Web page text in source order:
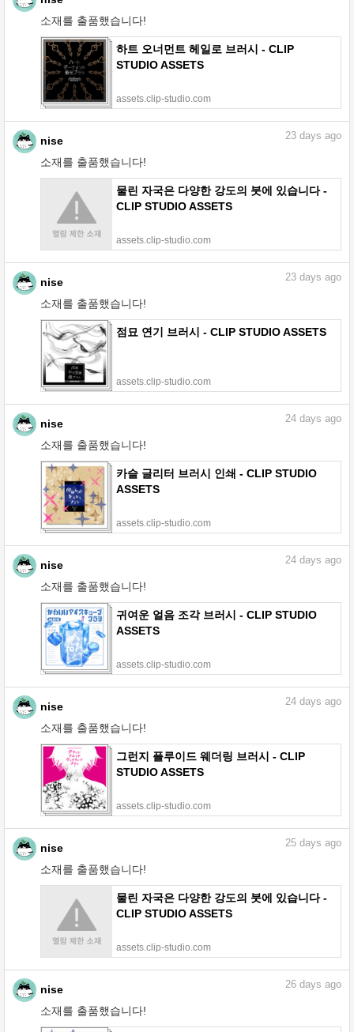
소재를 출품했습니다!
하트 오너먼트 헤일로 브러시 - CLIP
STUDIO ASSETS
assets.clip-studio.com
nise
소재를 출품했습니다!
23 days ago
물린 자국은 다양한 강도의 붓에 있습니다 -
CLIP STUDIO ASSETS
assets.clip-studio.com
nise
소재를 출품했습니다!
23 days ago
점묘 연기 브러시 - CLIP STUDIO ASSETS
assets.clip-studio.com
nise
소재를 출품했습니다!
24 days ago
카슬 글리터 브러시 인쇄 - CLIP STUDIO
ASSETS
assets.clip-studio.com
nise
소재를 출품했습니다!
24 days ago
귀여운 얼음 조각 브러시 - CLIP STUDIO
ASSETS
assets.clip-studio.com
nise
소재를 출품했습니다!
24 days ago
그런지 플루이드 웨더링 브러시 - CLIP
STUDIO ASSETS
assets.clip-studio.com
nise
소재를 출품했습니다!
25 days ago
물린 자국은 다양한 강도의 붓에 있습니다 -
CLIP STUDIO ASSETS
assets.clip-studio.com
nise
소재를 출품했습니다!
26 days ago